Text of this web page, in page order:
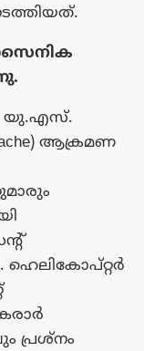
യു.എസ്.
ആക്രമണ
ഹെലികോപ്റ്റർ
പ്രശ്നം